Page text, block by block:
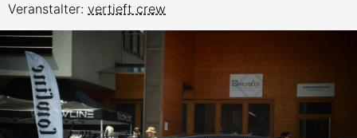
Veranstalter: vertieft crew